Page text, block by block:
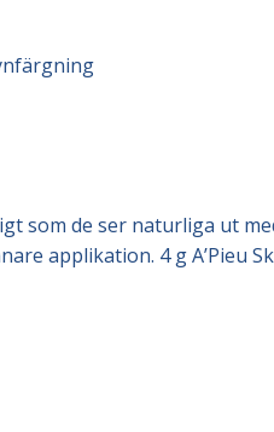
som de ser naturliga ut
applikation. 4 g A’Pieu